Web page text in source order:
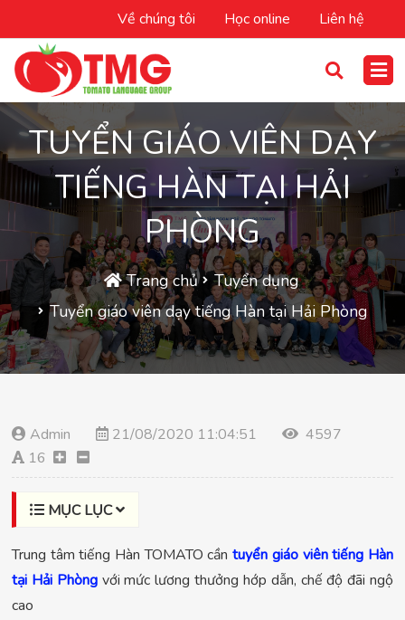
Về chúng tôi Học online Liên hệ
TUYỂN GIÁO VIÊN DẠY
TIẾNG HÀN TẠI HẢI
PHÒNG
Trang chủ
Tuyển dụng
Tuyển giáo viên dạy tiếng Hàn tại Hải Phòng
Admin 21/08/2020 11:04:51
4597
16
MỤC LỤC
Trung tâm tiếng Hàn TOMATO cầntuyển giáo viên tiếng Hàn
tại Hải Phòngvới mức lương thưởng hớp dẫn, chế độ đãi ngộ
cao